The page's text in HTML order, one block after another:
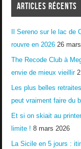
ARTICLES RÉCENTS
Il Sereno sur le lac de
rouvre en 2026 26
The Recode Club à
envie de mieux vieillir
Les plus belles
peut vraiment faire du
Et si on skiait au
limite ! 8 mars 2026
La Sicile en 5 jours :